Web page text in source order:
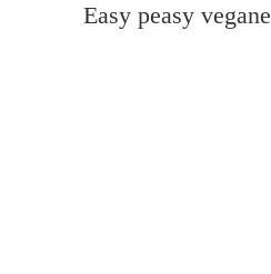
Easy peasy